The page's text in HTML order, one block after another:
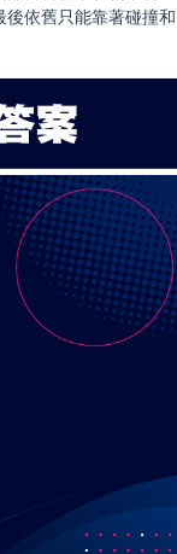
依舊只能靠著碰撞和